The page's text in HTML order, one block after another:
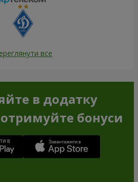
все
в додатку
отримуйте бонуси